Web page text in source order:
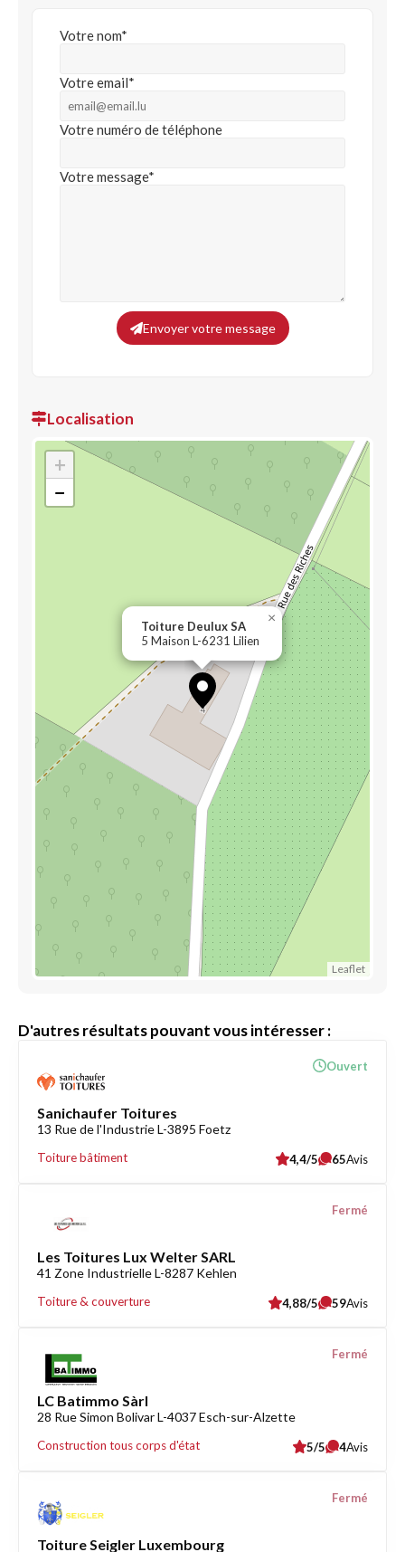
Votre nom*
Votre email*
Votre numéro de téléphone
Votre message*
Envoyer votre message
Localisation
Toiture Deulux SA
5 Maison L-6231 Lilien
×
+
−
Leaflet
D'autres résultats pouvant vous intéresser :
Sanichaufer Toitures
13 Rue de l'Industrie L-3895 Foetz
Toiture bâtiment
Ouvert
4,4/5 65Avis
Les Toitures Lux Welter SARL
41 Zone Industrielle L-8287 Kehlen
Toiture & couverture
Fermé
4,88/5 59Avis
LC Batimmo Sàrl
28 Rue Simon Bolivar L-4037 Esch-sur-Alzette
Construction tous corps d'état
Fermé
5/5 4Avis
Toiture Seigler Luxembourg
Fermé